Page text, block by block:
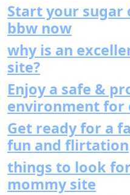
Start your sugar
bbw now
why is an
site?
Enjoy a safe &
environment for
Get ready for a
fun and flirtation
things to look
mommy site